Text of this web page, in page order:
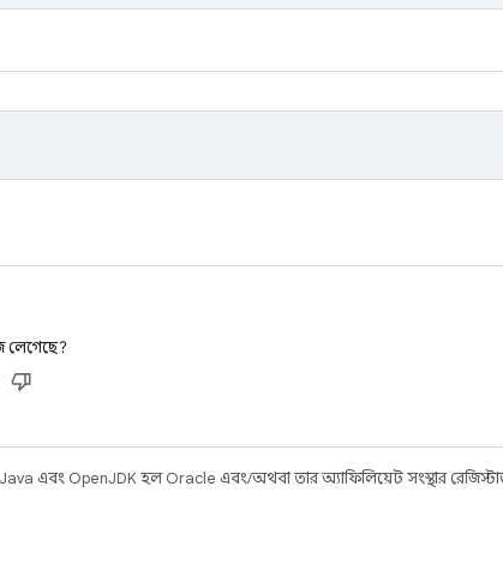
লেগেছে?
Java এবং OpenJDK হল Oracle এবং/অথবা তার অ্যাফিলিয়েট সংস্থার